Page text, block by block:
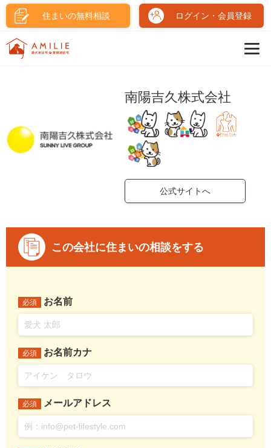
住まいの無料相談 ログイン・会員登録
南陽吉久株式会社
公式サイトへ
この会社に住まいの相談をする
必須 お名前
必須 お名前カナ
必須 メールアドレス